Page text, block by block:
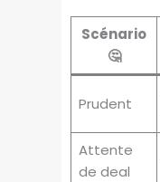
Scénario
🤔
Prudent
Attente
de deal